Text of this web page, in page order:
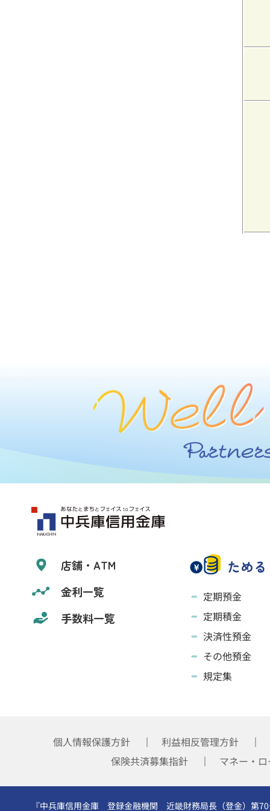
店舗・ATM
金利一覧
手数料一覧
ためる
定期預金
定期積金
決済性預金
その他預金
規定集
個人情報保護方針
利益相反管理方針
保険共済募集指針
マネー・
『中兵庫信用金庫 登録金融機関 近畿財務局長（登金）第